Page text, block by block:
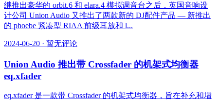
继推出豪华的 orbit.6 和 elara.4 模拟调音台之后，英国音响设
计公司 Union Audio 又推出了两款新的 DJ配件产品 — 新推出
的 phoebe 紧凑型 RIAA 前级耳放和 l...
2024-06-20 · 暂无评论
Union Audio 推出带 Crossfader 的机架式均衡器
eq.xfader
eq.xfader 是一款带 Crossfader 的机架式均衡器，旨在补充和增